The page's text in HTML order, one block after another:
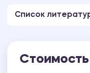
Список